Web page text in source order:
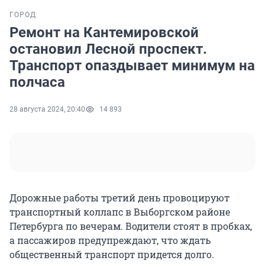
ГОРОД
Ремонт на Кантемировской
остановил Лесной проспект.
Транспорт опаздывает минимум на
полчаса
28 августа 2024, 20:40 14 893
Дорожные работы третий день провоцируют
транспортный коллапс в Выборгском районе
Петербурга по вечерам. Водители стоят в пробках,
а пассажиров предупреждают, что ждать
общественный транспорт придется долго.